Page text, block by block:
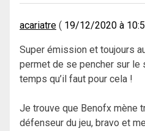
acariatre 19/12/2020 à
Super émission et toujours
permet de se pencher sur le
temps qu’il faut pour cela !
Je trouve que Benofx mène
défenseur du jeu, bravo et